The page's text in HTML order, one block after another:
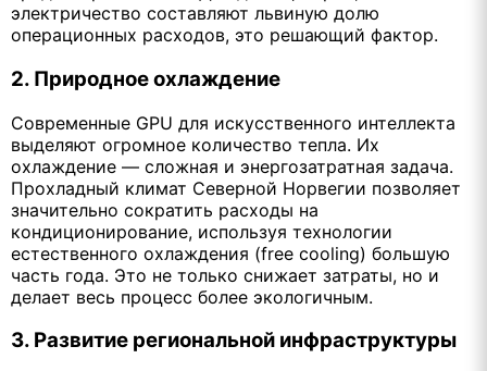
электричество составляют львиную долю
операционных расходов, это решающий фактор.
2. Природное охлаждение
Современные GPU для искусственного интеллекта
выделяют огромное количество тепла. Их
охлаждение — сложная и энергозатратная задача.
Прохладный климат Северной Норвегии позволяет
значительно сократить расходы на
кондиционирование, используя технологии
естественного охлаждения (free cooling) большую
часть года. Это не только снижает затраты, но и
делает весь процесс более экологичным.
3. Развитие региональной инфраструктуры